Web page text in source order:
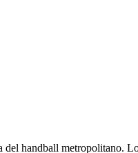
del handball metropolitano.